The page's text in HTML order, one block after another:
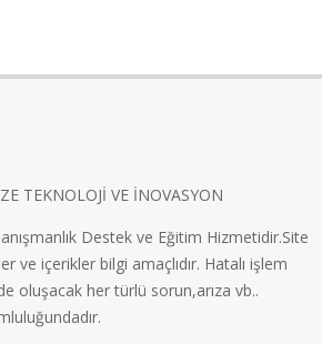
TEKNOLOJİ VE İNOVASYON
Destek ve Eğitim Hizmetidir.Site
ve içerikler bilgi amaçlıdır. Hatalı işlem
oluşacak her türlü sorun,arıza vb..